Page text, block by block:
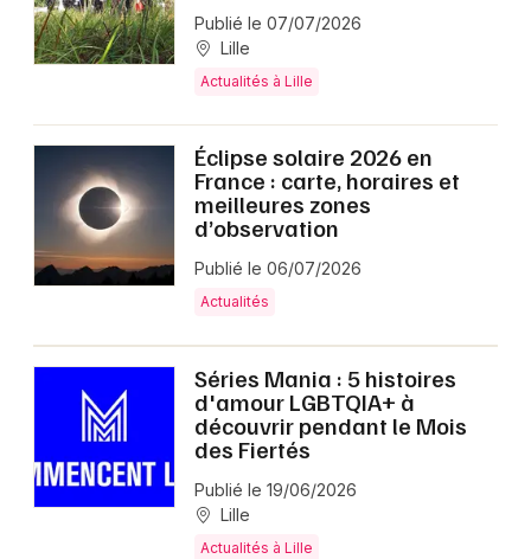
Publié le 07/07/2026
Lille
Actualités à Lille
Éclipse solaire 2026 en
France : carte, horaires et
meilleures zones
d’observation
Publié le 06/07/2026
Actualités
Séries Mania : 5 histoires
d'amour LGBTQIA+ à
découvrir pendant le Mois
des Fiertés
Publié le 19/06/2026
Lille
Actualités à Lille